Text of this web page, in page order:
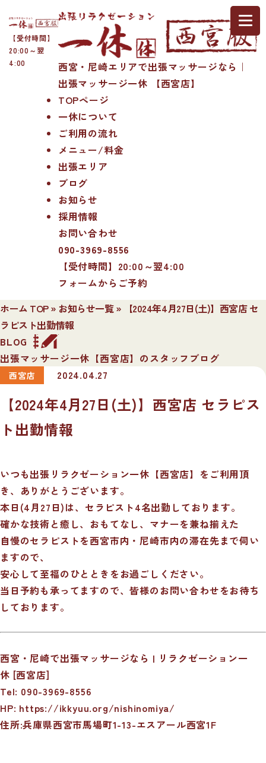
【受付時間】
20:00～翌
4:00
西宮・尼崎エリアで出張マッサージなら｜
出張マッサージ一休 【西宮店】
TOPページ
一休について
ご利用の流れ
メニュー/料金
出張エリア
ブログ
お知らせ
採用情報
お問い合わせ
090-3969-8556
【受付時間】20:00～翌4:00
フォームからご予約
ホーム TOP» お知らせ一覧»
【2024年4月27日(土)】西宮店 セ
ラピスト出勤情報
BLOG
出張マッサージ一休【西宮店】のスタッフブログ
西宮店 2024.04.27
【2024年4月27日(土)】西宮店 セラピス
ト出勤情報
いつも出張リラクゼーション一休【西宮店】をご利用頂
き、ありがとうございます。
本日(4月27日)は、セラピスト4名出勤しております。
確かな技術と癒し、おもてなし、マナーを兼ね揃えた
自慢のセラピストを西宮市内・尼崎市内の滞在先まで伺い
ますので、
安心して至福のひとときをお過ごしください。
当日予約も承ってますので、皆様のお問い合わせをお待ち
しております。
西宮・尼崎で出張マッサージなら | リラクゼーション一
休 [西宮店]
Tel: 090-3969-8556
HP: https://ikkyuu.org/nishinomiya/
住所:兵庫県西宮市馬場町1-13-エスアール西宮1F